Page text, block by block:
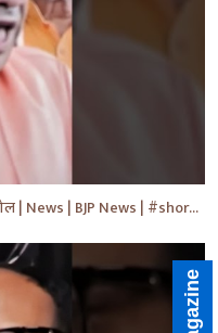
CM Yogi Adityanath का विपक्ष की खोली पोल | News | BJP News | #shorts #yt #news #ytshorts